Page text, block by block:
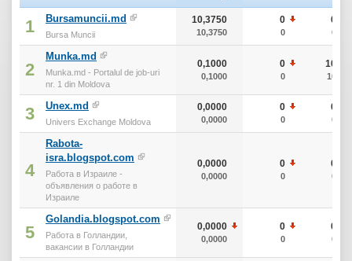
1 Bursamuncii.md
Bursa Muncii
10,3750
10,3750
0
0
0
0
2
Munka.md
Munka.md - Portalul de job-uri
nr. 1 din Moldova
0,1000
0,1000
0
0
10
10
3 Unex.md
Univers Exchange Moldova
0,0000
0,0000
0
0
0
0
4
Rabota-
isra.blogspot.com
Работа в Израиле -
объявления о работе в
Израиле
0,0000
0,0000
0
0
0
0
5
Golandia.blogspot.com
Работа в Голландии,
вакансии в Голландии
0,0000
0,0000
0
0
0
0